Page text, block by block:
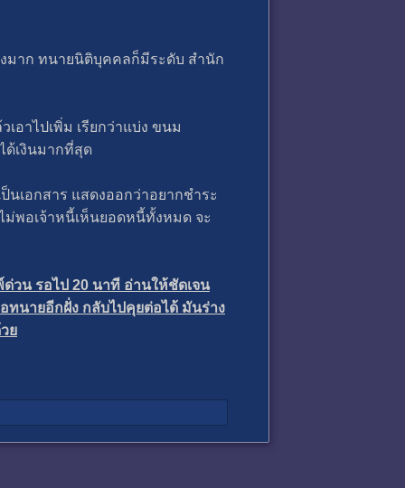
มาก ทนายนิติบุคคล​ก็มีระดับ สำนัก
อาไปเพิ่ม เรียกว่าแบ่ง ขนม
ด้เงินมากที่สุด
เอกสาร แสดงออกว่าอยากชำระ
ม่พอเจ้าหนี้เห็นยอดหนี้ทั้งหมด จะ
น รอไป 20 นาที อ่านให้ชัดเจน
ทนายอีกฝั่ง กลับไปคุยต่อได้ มันร่าง
ย